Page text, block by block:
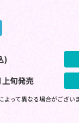
)
上旬発売
って異なる場合がござい